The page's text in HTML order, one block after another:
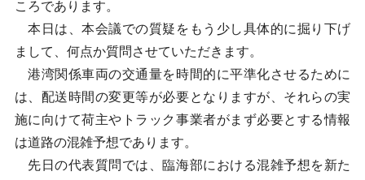
ころであります。
本日は、本会議での質疑をもう少し具体的に掘り下げ
まして、何点か質問させていただきます。
港湾関係車両の交通量を時間的に平準化させるために
は、配送時間の変更等が必要となりますが、それらの実
施に向けて荷主やトラック事業者がまず必要とする情報
は道路の混雑予想であります。
先日の代表質問では、臨海部における混雑予想を新た